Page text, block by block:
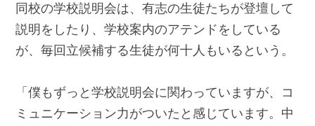
同校の学校説明会は、有志の生徒たちが登壇して
説明をしたり、学校案内のアテンドをしている
が、毎回立候補する生徒が何十人もいるという。
「僕もずっと学校説明会に関わっていますが、コ
ミュニケーション力がついたと感じています。中